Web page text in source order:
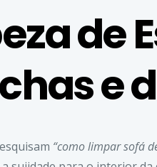
de
e
“como limpar sofá